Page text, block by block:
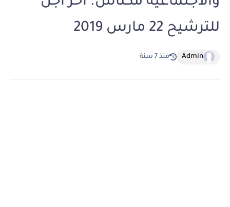
للترشيح 22 مارس 2019
Admin منذ 7 سنة